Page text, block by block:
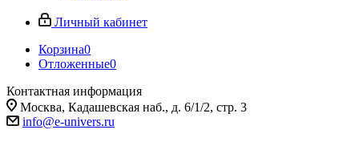
Личный кабинет
Корзина0
Отложенные0
Контактная информация
Москва, Кадашевская наб., д. 6/1/2, стр. 3
info@e-univers.ru